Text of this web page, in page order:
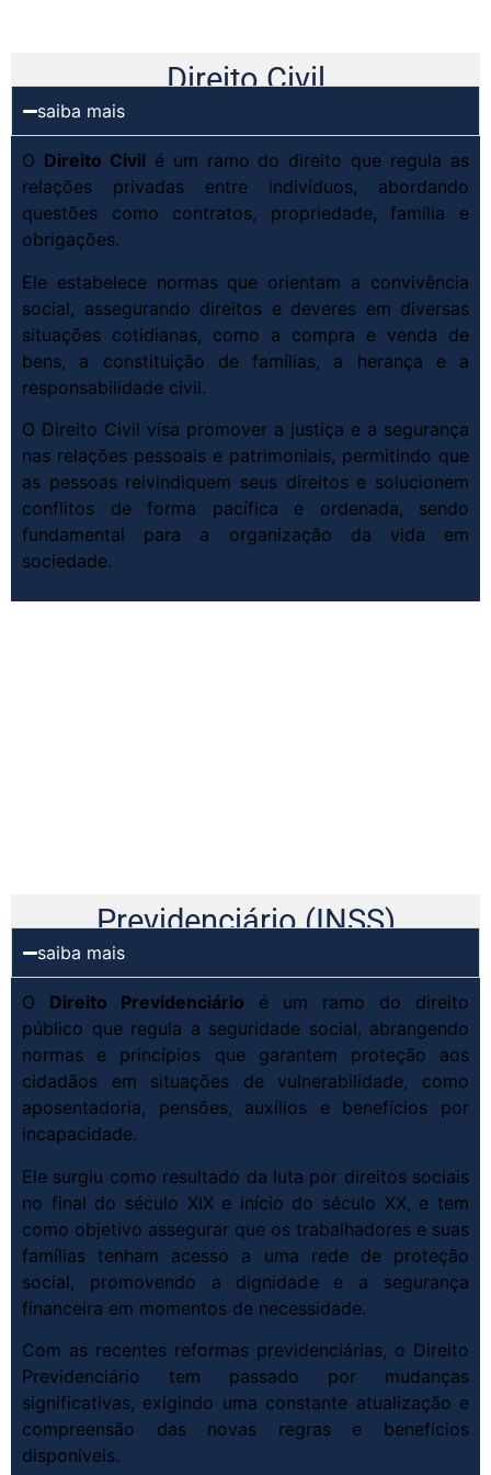
Direito Civil
saiba mais
O Direito Civilé um ramo do direito que regula as
relações privadas entre indivíduos, abordando
questões como contratos, propriedade, família e
obrigações.
Ele estabelece normas que orientam a convivência
social, assegurando direitos e deveres em diversas
situações cotidianas, como a compra e venda de
bens, a constituição de famílias, a herança e a
responsabilidade civil.
O Direito Civil visa promover a justiça e a segurança
nas relações pessoais e patrimoniais, permitindo que
as pessoas reivindiquem seus direitos e solucionem
conflitos de forma pacífica e ordenada, sendo
fundamental para a organização da vida em
sociedade.
Previdenciário (INSS)
saiba mais
O Direito Previdenciário é um ramo do direito
público que regula a seguridade social, abrangendo
normas e princípios que garantem proteção aos
cidadãos em situações de vulnerabilidade, como
aposentadoria, pensões, auxílios e benefícios por
incapacidade.
Ele surgiu como resultado da luta por direitos sociais
no final do século XIX e início do século XX, e tem
como objetivo assegurar que os trabalhadores e suas
famílias tenham acesso a uma rede de proteção
social, promovendo a dignidade e a segurança
financeira em momentos de necessidade.
Com as recentes reformas previdenciárias, o Direito
Previdenciário tem passado por mudanças
significativas, exigindo uma constante atualização e
compreensão das novas regras e benefícios
disponíveis.